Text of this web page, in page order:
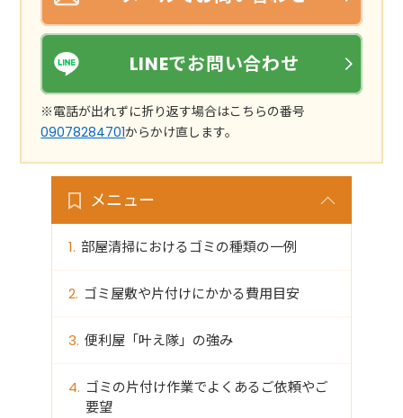
LINEでお問い合わせ
※電話が出れずに折り返す場合はこちらの番号
09078284701からかけ直します。
メニュー
部屋清掃におけるゴミの種類の一例
ゴミ屋敷や片付けにかかる費用目安
便利屋「叶え隊」の強み
ゴミの片付け作業でよくあるご依頼やご
要望